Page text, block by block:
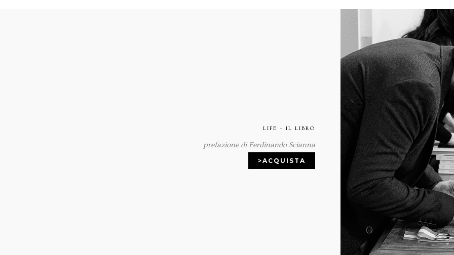
LIFE – IL LIBRO
prefazione di Ferdinando Scianna
>ACQUISTA